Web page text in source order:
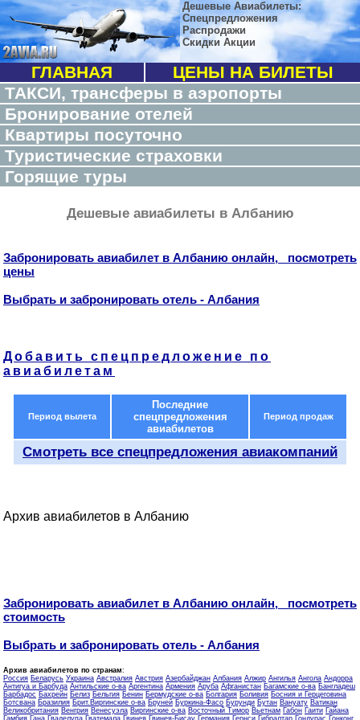
Дешевые Авиабилеты:
Спецпредложения
Распродажи
Скидки Акции
ГЛАВНАЯ
ЦЕНЫ НА БИЛЕТЫ
ТАКСИ, трансферы в аэропорты
Бронирование отелей
Квартиры посуточно
Туристические страховки
Горящие туры
Дешевые авиабилеты в Албанию
Забронировать авиабилет в Албанию онлайн, посмотреть
цены
Выбрать и забронировать отель - Албания
Добавить спецпредложение по
авиабилетам
Период вылета
Последние
спецпредложения
авиабилетов
Период продаж
Смотреть все спецпредложения авиакомпаний
Архив авиабилетов в Албанию
Забронировать авиабилет в Албанию онлайн, посмотреть
стоимость
Выбрать и забронировать отель - Албания
Архив авиабилетов по странам:
Россия Беларусь Украина Австралия Австрия Азербайджан Албания Алжир Ангилья Ангола Андорра
Антигуа и Барбуда Антильские о-ва Аргентина Армения Аруба Афганистан Багамские о-ва Бангладеш
Барбадос Бахрейн Белиз Бельгия Бенин Бермудские о-ва Болгария Боливия Босния и Герцеговина
Ботсвана Бразилия Брит.Виргинские о-ва Бруней Буркина-Фасо Бурунди Бутан Вануату Ватикан
Великобритания Венгрия Венесуэла Виргинские о-ва Восточный Тимор Вьетнам Габон Гаити Гайана
Гамбия Гана Гваделупа Гватемала Гвинея Гвинея-Бисау Германия Гернси Гибралтар Гондурас Гонконг